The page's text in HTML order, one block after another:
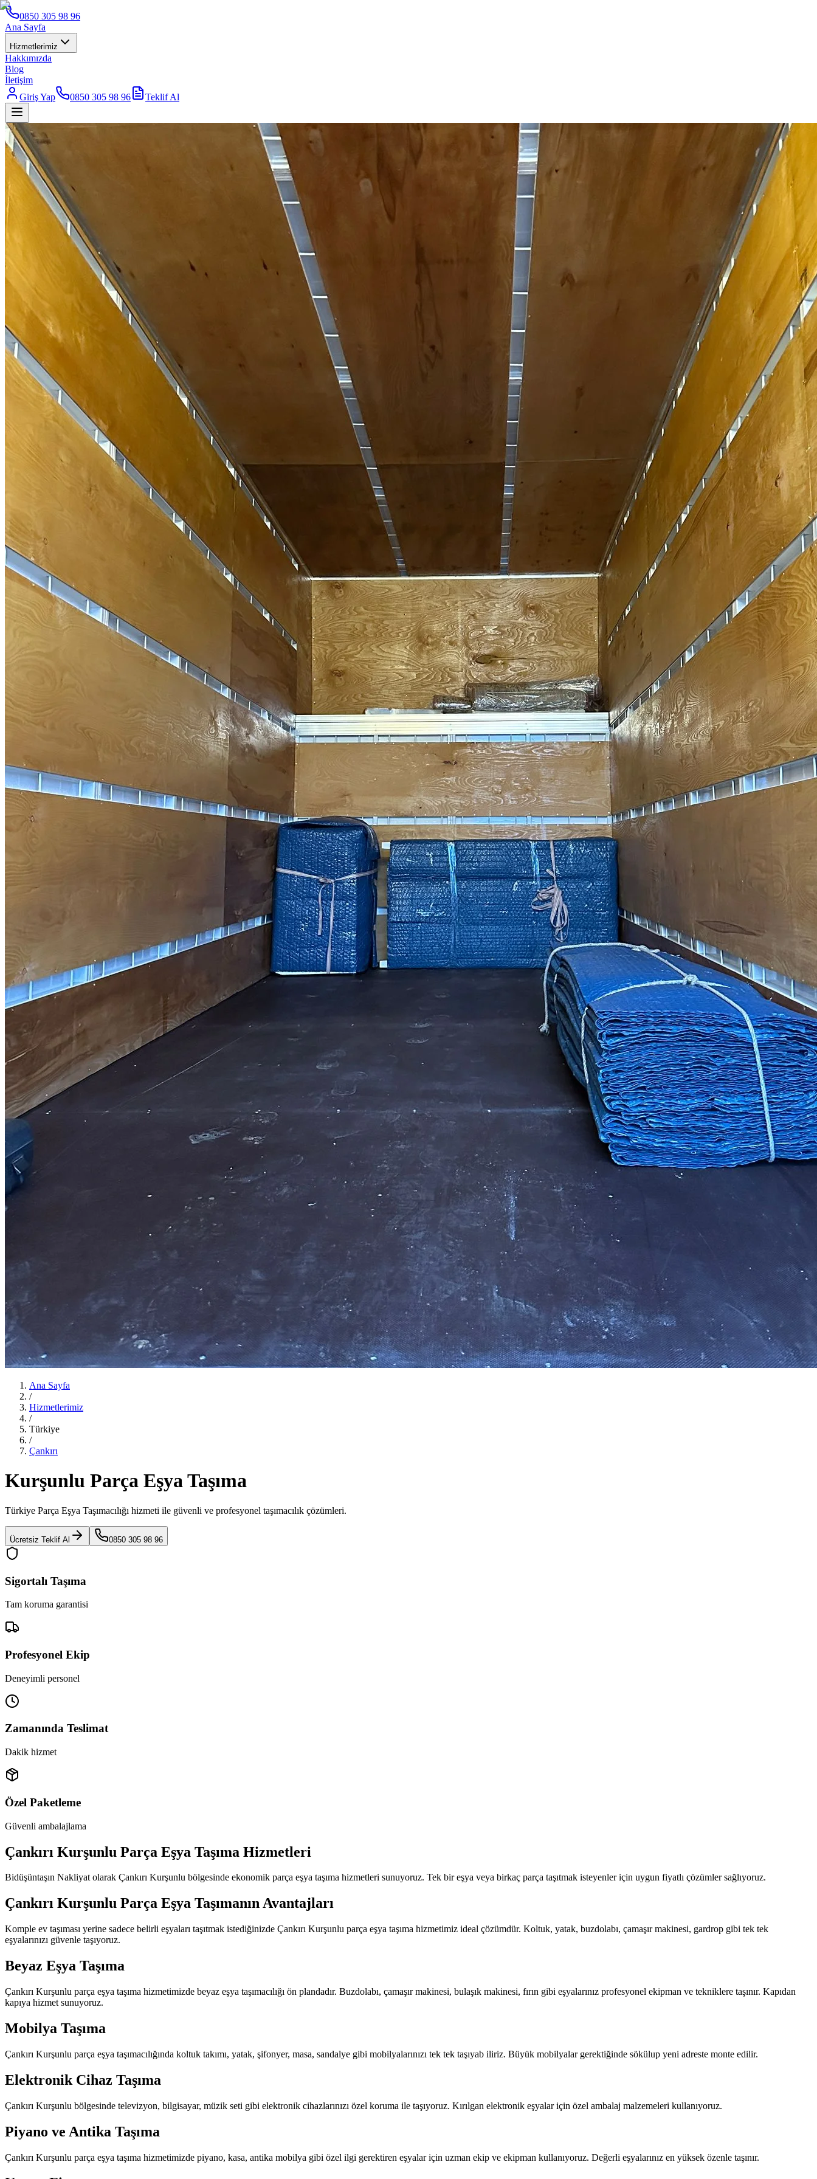
0850 305 98 96
Ana Sayfa
Hizmetlerimiz
Hakkımızda
Blog
İletişim
Giriş Yap
0850 305 98 96 Teklif Al
Ana Sayfa
/
Hizmetlerimiz
/
Türkiye
/
Çankırı
Kurşunlu Parça Eşya Taşıma
Türkiye Parça Eşya Taşımacılığı hizmeti ile güvenli ve profesyonel taşımacılık çözümleri.
Ücretsiz Teklif Al 0850 305 98 96
Sigortalı Taşıma
Tam koruma garantisi
Profesyonel Ekip
Deneyimli personel
Zamanında Teslimat
Dakik hizmet
Özel Paketleme
Güvenli ambalajlama
Çankırı Kurşunlu Parça Eşya Taşıma Hizmetleri
Bidüşüntaşın Nakliyat olarak Çankırı Kurşunlu bölgesinde ekonomik parça eşya taşıma hizmetleri sunuyoruz. Tek bir eşya veya birkaç parça taşıtmak isteyenler için uygun fiyatlı çözümler sağlıyoruz.
Çankırı Kurşunlu Parça Eşya Taşımanın Avantajları
Komple ev taşıması yerine sadece belirli eşyaları taşıtmak istediğinizde Çankırı Kurşunlu parça eşya taşıma hizmetimiz ideal çözümdür. Koltuk, yatak, buzdolabı, çamaşır makinesi, gardrop gibi tek tek
eşyalarınızı güvenle taşıyoruz.
Beyaz Eşya Taşıma
Çankırı Kurşunlu parça eşya taşıma hizmetimizde beyaz eşya taşımacılığı ön plandadır. Buzdolabı, çamaşır makinesi, bulaşık makinesi, fırın gibi eşyalarınız profesyonel ekipman ve tekniklere taşınır. Kapıdan
kapıya hizmet sunuyoruz.
Mobilya Taşıma
Çankırı Kurşunlu parça eşya taşımacılığında koltuk takımı, yatak, şifonyer, masa, sandalye gibi mobilyalarınızı tek tek taşıyab iliriz. Büyük mobilyalar gerektiğinde sökülup yeni adreste monte edilir.
Elektronik Cihaz Taşıma
Çankırı Kurşunlu bölgesinde televizyon, bilgisayar, müzik seti gibi elektronik cihazlarınızı özel koruma ile taşıyoruz. Kırılgan elektronik eşyalar için özel ambalaj malzemeleri kullanıyoruz.
Piyano ve Antika Taşıma
Çankırı Kurşunlu parça eşya taşıma hizmetimizde piyano, kasa, antika mobilya gibi özel ilgi gerektiren eşyalar için uzman ekip ve ekipman kullanıyoruz. Değerli eşyalarınız en yüksek özenle taşınır.